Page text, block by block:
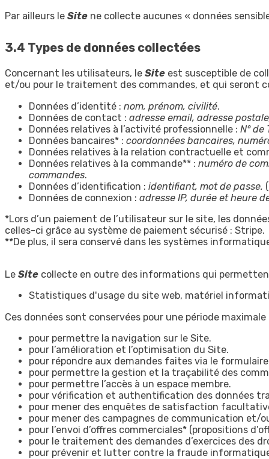
Par ailleurs le Site ne collecte aucunes « données
3.4 Types de données collectées
Concernant les utilisateurs, le Site est susceptible de
et/ou pour le traitement des commandes, et qui seront
Données d’identité : nom, prénom, civilité.
Données de contact : adresse email, adresse
Données relatives à l’activité professionnelle : N°
Données bancaires* : coordonnées bancaires,
Données relatives à la relation contractuelle et
Données relatives à la commande** : numéro de
commandes.
Données d’identification : identifiant, mot de passe.
Données de connexion : adresse IP, durée et heure
*Lors d’un paiement de l’utilisateur sur le site, les
celles-ci grâce au système de paiement sécurisé : Stripe.
**De plus, il sera conservé dans les systèmes
Le Site collecte en outre des informations qui
Statistiques d'usage du site web, matériel
Ces données sont conservées pour une période maximale
pour permettre la navigation sur le Site.
pour l’amélioration et l’optimisation du Site.
pour répondre aux demandes faites via le
pour permettre la gestion et la traçabilité des
pour permettre l’accès à un espace membre.
pour vérification et authentification des données
pour mener des enquêtes de satisfaction
pour mener des campagnes de communication et/
pour l’envoi d’offres commerciales* (propositions
pour le traitement des demandes d’exercices des
pour prévenir et lutter contre la fraude